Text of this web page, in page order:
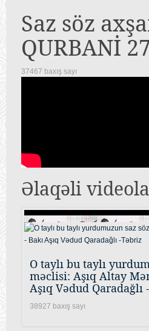
Saz söz
QURBANİ
37467 baxış sayı
Əlaqəli
O taylı bu taylı
məclisi: Aşıq Altay
Aşıq Vədud Qaradağlı
38927 baxış sayı